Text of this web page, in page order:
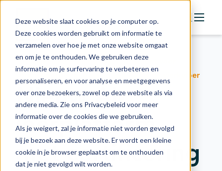
Deze website slaat cookies op je computer op.
Deze cookies worden gebruikt om informatie te
verzamelen over hoe je met onze website omgaat
en om je te onthouden. We gebruiken deze
informatie om je surfervaring te verbeteren en
personaliseren, en voor analyse en meetgegevens
over onze bezoekers, zowel op deze website als via
andere media. Zie ons Privacybeleid voor meer
informatie over de cookies die we gebruiken.
Als je weigert, zal je informatie niet worden gevolgd
bij je bezoek aan deze website. Er wordt een kleine
cookie in je browser geplaatst om te onthouden
dat je niet gevolgd wilt worden.
Actie
Doelstellingen
Groeipaden
Actuele onderwerpen
Financiering
Nieuws
In de regio
Toegankelijke training legt fundament voor
verantwoorde toepassing van AI op de werkvloer
Nieuw AI-
leerplatform
met certificering